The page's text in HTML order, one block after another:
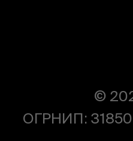
©
ОГРНИП: